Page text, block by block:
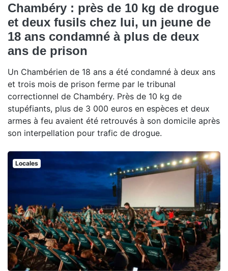
Chambéry : près de 10 kg de drogue
et deux fusils chez lui, un jeune de
18 ans condamné à plus de deux
ans de prison
Un Chambérien de 18 ans a été condamné à deux ans
et trois mois de prison ferme par le tribunal
correctionnel de Chambéry. Près de 10 kg de
stupéfiants, plus de 3 000 euros en espèces et deux
armes à feu avaient été retrouvés à son domicile après
son interpellation pour trafic de drogue.
Locales